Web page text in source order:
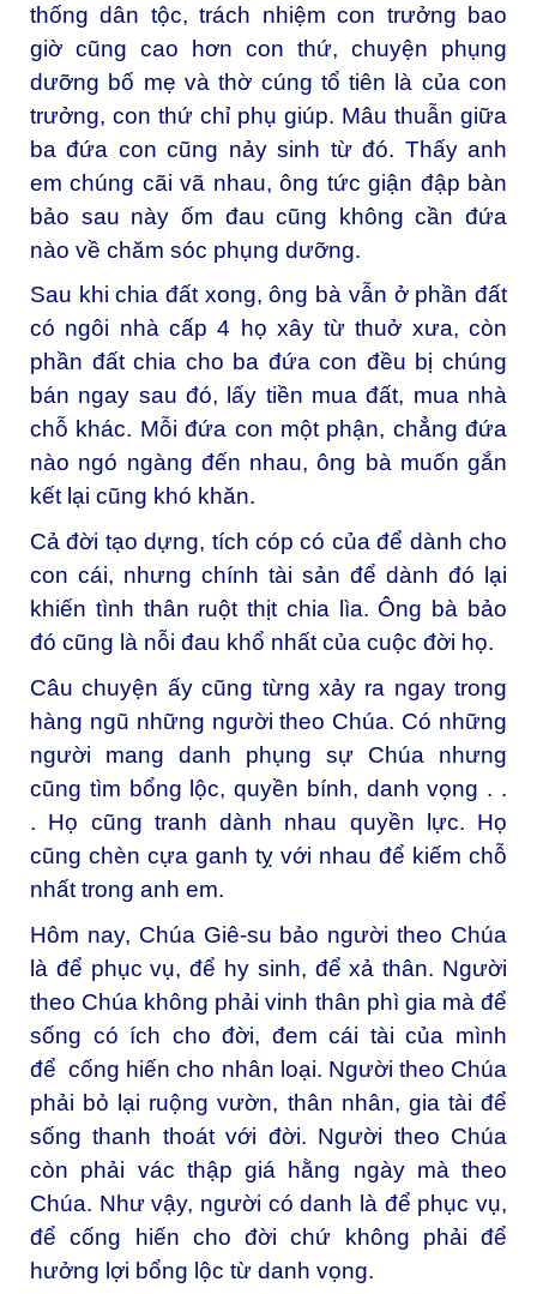
thống dân tộc, trách nhiệm con trưởng bao
giờ cũng cao hơn con thứ, chuyện phụng
dưỡng bố mẹ và thờ cúng tổ tiên là của con
trưởng, con thứ chỉ phụ giúp. Mâu thuẫn giữa
ba đứa con cũng nảy sinh từ đó. Thấy anh
em chúng cãi vã nhau, ông tức giận đập bàn
bảo sau này ốm đau cũng không cần đứa
nào về chăm sóc phụng dưỡng.
Sau khi chia đất xong, ông bà vẫn ở phần đất
có ngôi nhà cấp 4 họ xây từ thuở xưa, còn
phần đất chia cho ba đứa con đều bị chúng
bán ngay sau đó, lấy tiền mua đất, mua nhà
chỗ khác. Mỗi đứa con một phận, chẳng đứa
nào ngó ngàng đến nhau, ông bà muốn gắn
kết lại cũng khó khăn.
Cả đời tạo dựng, tích cóp có của để dành cho
con cái, nhưng chính tài sản để dành đó lại
khiến tình thân ruột thịt chia lìa. Ông bà bảo
đó cũng là nỗi đau khổ nhất của cuộc đời họ.
Câu chuyện ấy cũng từng xảy ra ngay trong
hàng ngũ những người theo Chúa. Có những
người mang danh phụng sự Chúa nhưng
cũng tìm bổng lộc, quyền bính, danh vọng . .
. Họ cũng tranh dành nhau quyền lực. Họ
cũng chèn cựa ganh tỵ với nhau để kiếm chỗ
nhất trong anh em.
Hôm nay, Chúa Giê-su bảo người theo Chúa
là để phục vụ, để hy sinh, để xả thân. Người
theo Chúa không phải vinh thân phì gia mà để
sống có ích cho đời, đem cái tài của mình
để cống hiến cho nhân loại. Người theo Chúa
phải bỏ lại ruộng vườn, thân nhân, gia tài để
sống thanh thoát với đời. Người theo Chúa
còn phải vác thập giá hằng ngày mà theo
Chúa. Như vậy, người có danh là để phục vụ,
để cống hiến cho đời chứ không phải để
hưởng lợi bổng lộc từ danh vọng.